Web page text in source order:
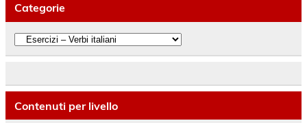
Categorie
Categorie
Contenuti per livello